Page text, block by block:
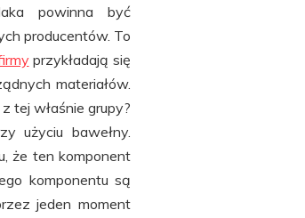
powinna być
producentów. To
przykładają się
materiałów.
tej właśnie grupy?
użyciu bawełny.
że ten komponent
komponentu są
jeden moment